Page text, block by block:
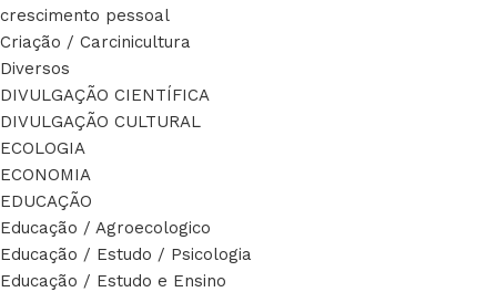
crescimento pessoal
Criação / Carcinicultura
Diversos
DIVULGAÇÃO CIENTÍFICA
DIVULGAÇÃO CULTURAL
ECOLOGIA
ECONOMIA
EDUCAÇÃO
Educação / Agroecologico
Educação / Estudo / Psicologia
Educação / Estudo e Ensino